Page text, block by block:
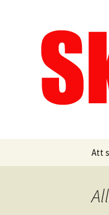
Att